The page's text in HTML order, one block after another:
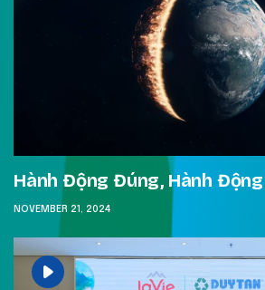
Hành Động Đúng, Hành
NOVEMBER 21, 2024